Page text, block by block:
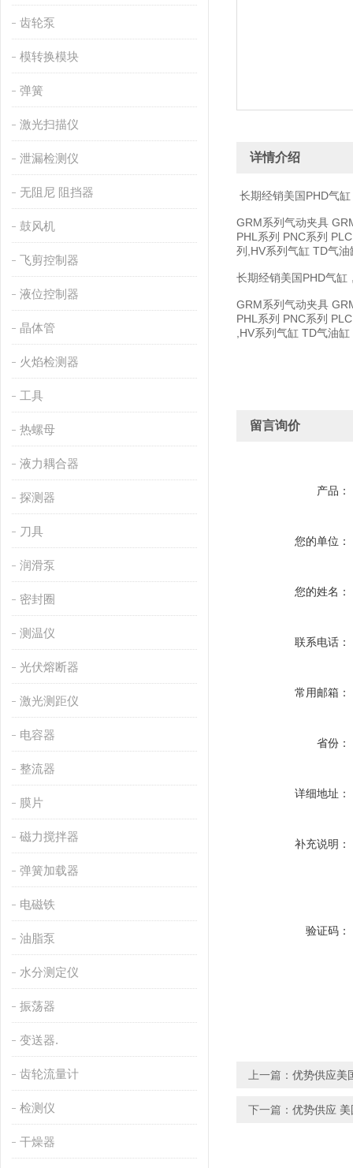
齿轮泵
模转换模块
弹簧
激光扫描仪
泄漏检测仪
无阻尼 阻挡器
鼓风机
飞剪控制器
液位控制器
晶体管
火焰检测器
工具
热螺母
液力耦合器
探测器
刀具
润滑泵
密封圈
测温仪
光伏熔断器
激光测距仪
电容器
整流器
膜片
磁力搅拌器
弹簧加载器
电磁铁
油脂泵
水分测定仪
振荡器
变送器.
齿轮流量计
检测仪
干燥器
详情介绍
长期经销美国PHD气
GRM系列气动夹具
PHL系列 PNC系列
列,HV系列气缸 TD气
长期经销美国PHD气缸
GRM系列气动夹具
PHL系列 PNC系列
,HV系列气缸 TD气油
留言询价
产品：
您的单位：
您的姓名：
联系电话：
常用邮箱：
省份：
详细地址：
补充说明：
验证码：
上一篇： 优势供应美
下一篇： 优势供应